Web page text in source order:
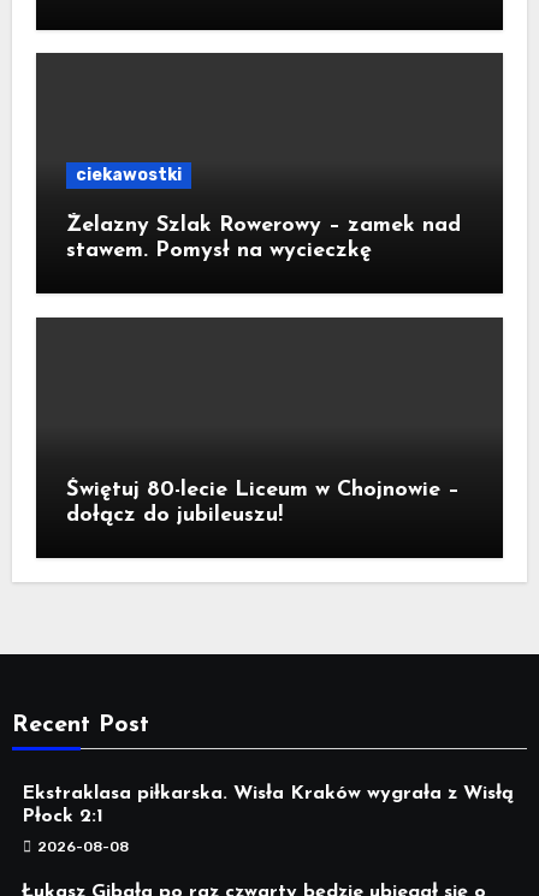
ciekawostki
Żelazny Szlak Rowerowy – zamek nad
stawem. Pomysł na wycieczkę
Świętuj 80-lecie Liceum w Chojnowie –
dołącz do jubileuszu!
Recent Post
Ekstraklasa piłkarska. Wisła Kraków wygrała z Wisłą
Płock 2:1
2026-08-08
Łukasz Gibała po raz czwarty będzie ubiegał się o